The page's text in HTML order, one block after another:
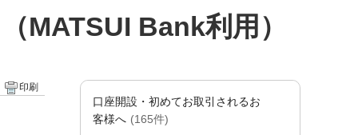
MATSUI Bank利用）
口座開設・初めてお取引されるお
客様へ (165件)
印刷